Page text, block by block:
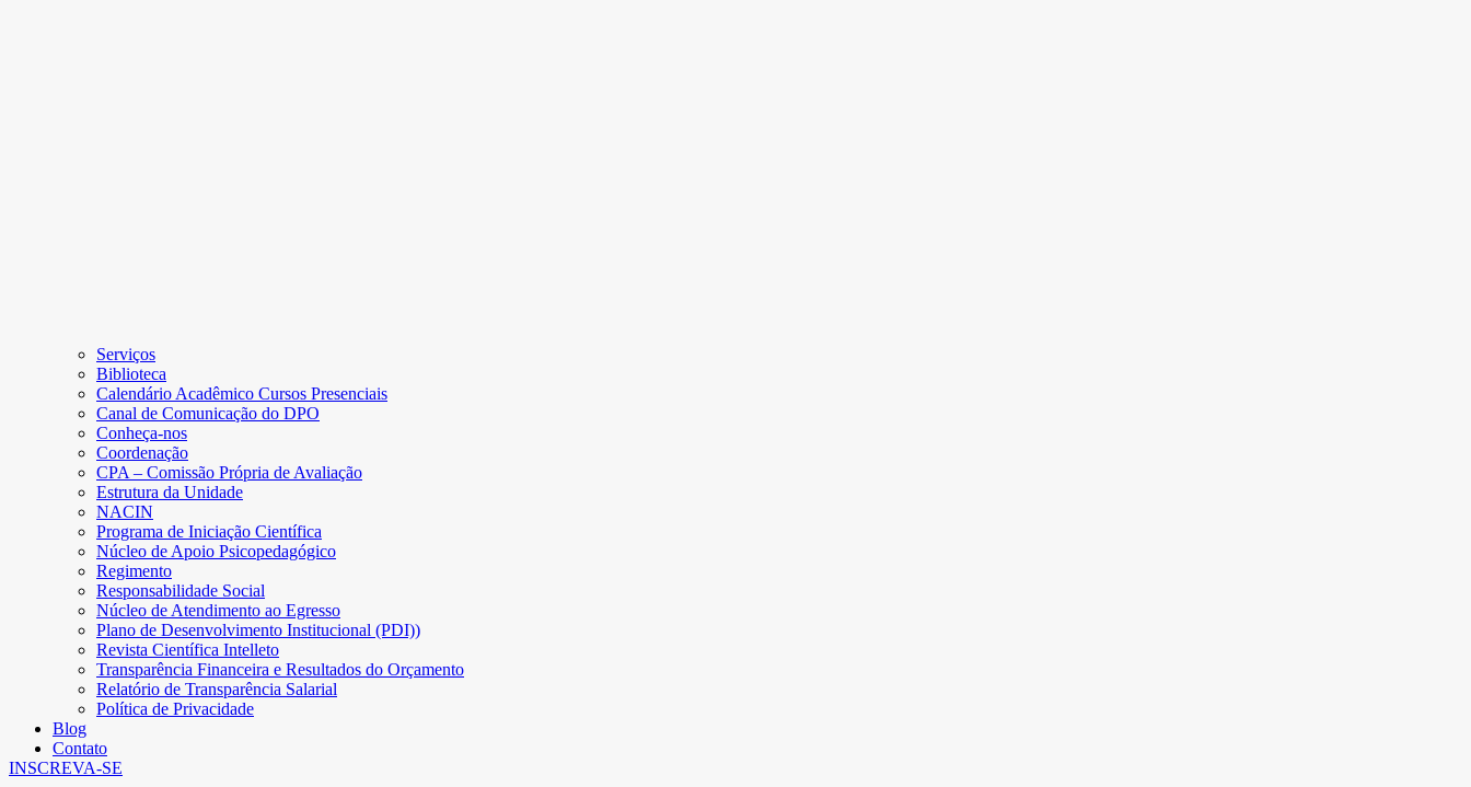
Serviços
Biblioteca
Calendário Acadêmico Cursos Presenciais
Canal de Comunicação do DPO
Conheça-nos
Coordenação
CPA – Comissão Própria de Avaliação
Estrutura da Unidade
NACIN
Programa de Iniciação Científica
Núcleo de Apoio Psicopedagógico
Regimento
Responsabilidade Social
Núcleo de Atendimento ao Egresso
Plano de Desenvolvimento Institucional (PDI))
Revista Científica Intelleto
Transparência Financeira e Resultados do Orçamento
Relatório de Transparência Salarial
Política de Privacidade
Blog
Contato
INSCREVA-SE